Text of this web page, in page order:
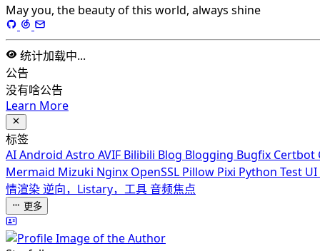
May you, the beauty of this world, always shine
统计加载中...
公告
没有啥公告
Learn More
标签
AIAndroid Astro AVIF Bilibili Blog Blogging Bugfix Certbot
Mermaid Mizuki Nginx OpenSSL Pillow Pixi Python Test UI
情渲染逆向，Listary，工具音频焦点
更多